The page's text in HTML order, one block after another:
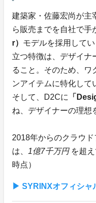
建築家・佐藤宏尚が主
ら販売までを自社で手
r） モデルを採用して
立つ特徴は、デザイナ
ること。そのため、ワ
ンアイテムに特化して
そして、D2Cに
「
ね、デザイナーの理想
2018年からのクラウ
は、 1億7千万円を超え
時点）
▶︎ SYRINXオフィシャ